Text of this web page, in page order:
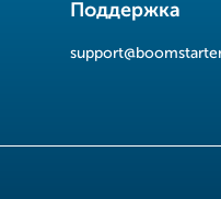
Поддержка